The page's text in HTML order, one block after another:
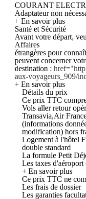
COURANT
Adaptateur non
+ En savoir plus
Santé et Sécurité
Avant votre départ,
Affaires
étrangères pour
peuvent concerner
destination :
aux-voyageurs_909/
+ En savoir plus
Détails du prix
Ce prix TTC
Vols aller retour
Transavia,Air
(informations
modification) hors
Logement à l'hôtel
double standard
La formule Petit
Les taxes d'aéroport
+ En savoir plus
Ce prix TTC ne
Les frais de dossier
Les garanties